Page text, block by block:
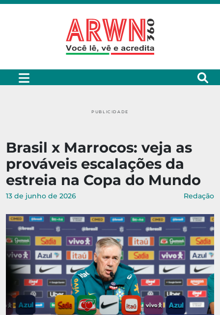
PUBLICIDADE
Brasil x Marrocos: veja as
prováveis escalações da
estreia na Copa do Mundo
13 de junho de 2026 Redação